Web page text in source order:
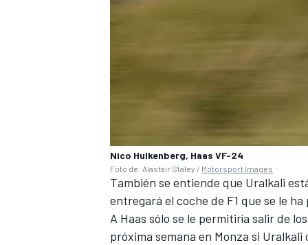
Nico Hulkenberg, Haas VF-24
Foto de: Alastair Staley / Motorsport Images
También se entiende que Uralkali
entregará el coche de F1 que se le
A Haas sólo se le permitiría salir de
próxima semana en Monza si